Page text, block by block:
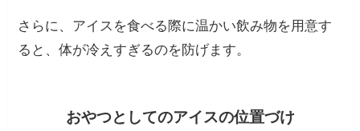
さらに、アイスを食べる際に温かい飲み物を用意す
ると、体が冷えすぎるのを防げます。
おやつとしてのアイスの位置づけ